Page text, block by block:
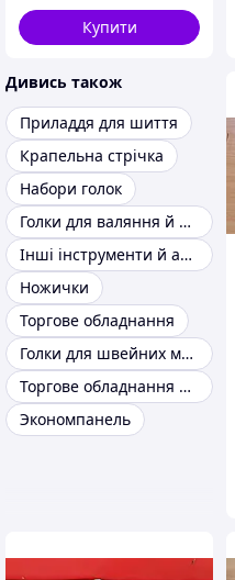
Купити
Дивись також
Приладдя для шиття
Крапельна стрічка
Набори голок
Голки для валяння й шиття
Інші інструменти й аксесуари для шиття
Ножички
Торгове обладнання
Голки для швейних машин
Торгове обладнання для магазину одягу
Экономпанель